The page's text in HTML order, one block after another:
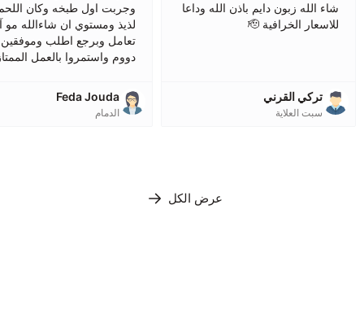
شاء الله زبون دايم باذن الله وداعا
للاسعار الخرافية 🫡
تركي القرني
سبت العلاية
وجربت اول طبخه وكان
لذيذ ومستوي ان شاءالله مو
تعامل وبرجع اطلب وموفقين
دووم واستمروا بالعمل
Feda Jouda
الدمام
عرض الكل